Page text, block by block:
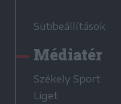
Sütibeállítások
Médiatér
Székely Sport
Liget